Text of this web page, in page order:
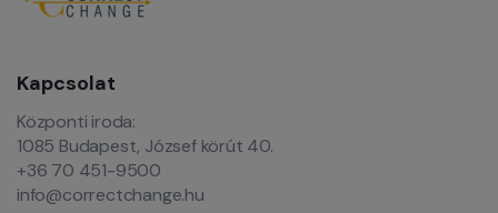
Kapcsolat
Központi iroda:
1085 Budapest, József körút 40.
+36 70 451-9500
info@correctchange.hu